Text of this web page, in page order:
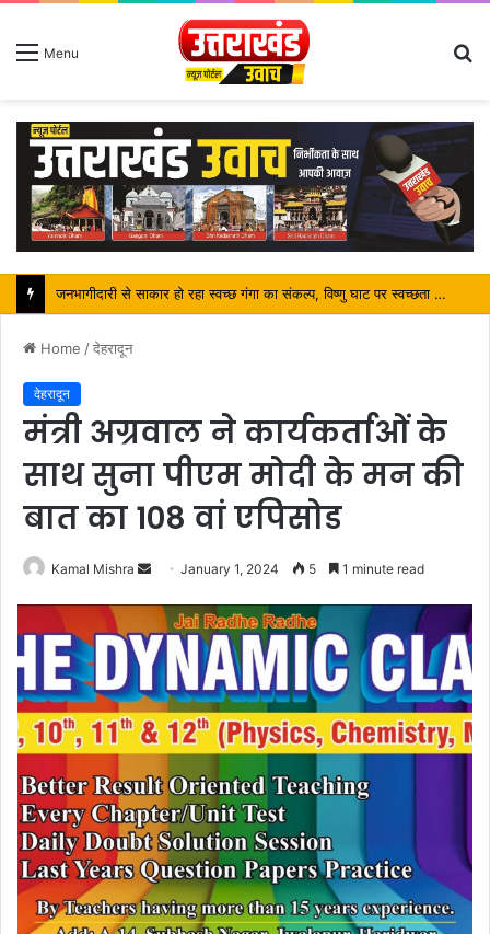
Menu
जनभागीदारी से साकार हो रहा स्वच्छ गंगा का संकल्प, विष्णु घाट पर स्वच्छता अभियान बना कांवड़ यात्रियों के लिए प्रेरणा
Home /देहरादून
देहरादून
मंत्री अग्रवाल ने कार्यकर्ताओं के
साथ सुना पीएम मोदी के मन की
बात का 108 वां एपिसोड
Kamal Mishra
Send
email
January 1, 2024 5 1 minute read